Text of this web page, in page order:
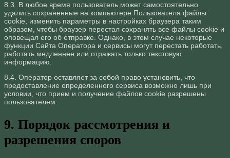
8.3. В любое время пользователь может самостоятельно
удалить сохраненные на компьютере Пользователя файлы
cookie, изменить параметры в настройках браузера таким
образом, чтобы браузер перестал сохранять все файлы cookie и
оповещал его об отправке. Однако, в этом случае некоторые
функции Сайта Оператора и сервисы могут перестать работать,
работать медленнее или отражать только текстовую
информацию.
8.4. Оператор оставляет за собой право установить, что
предоставление определенного сервиса возможно лишь при
условии, что прием и получение файлов cookie разрешены
пользователем.
9. Порядок рассмотрения и
разрешения споров